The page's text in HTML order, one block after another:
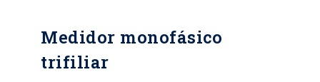
Medidor monofásico
trifiliar